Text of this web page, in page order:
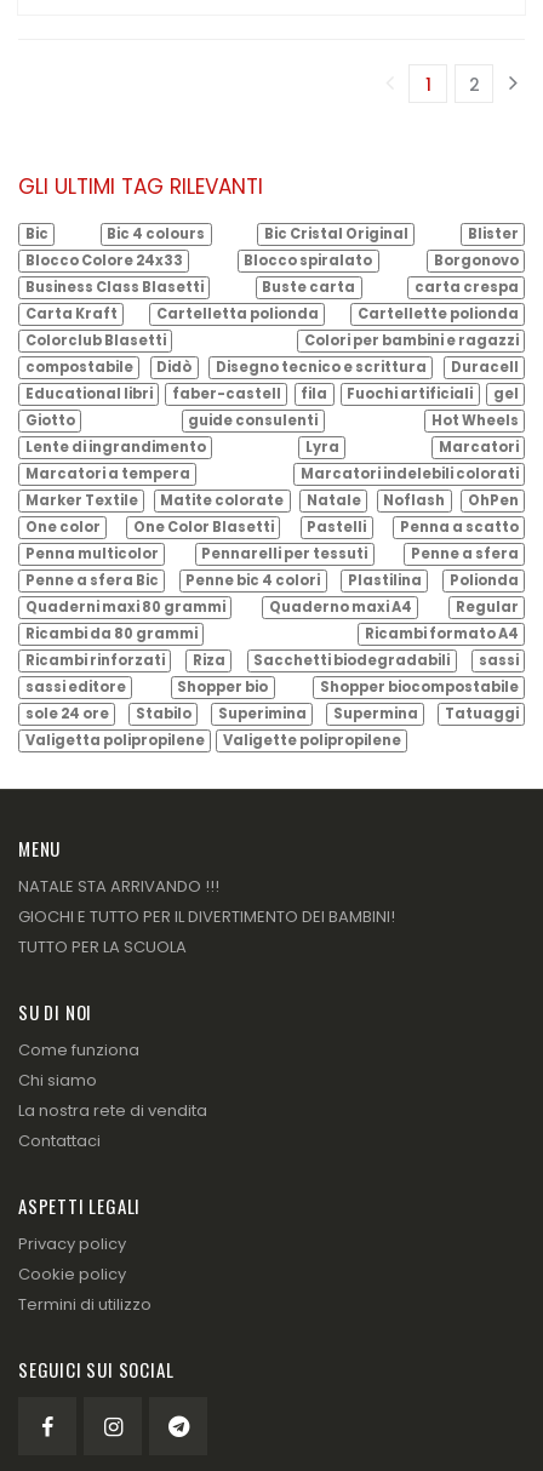
1(corrente)
2
GLI ULTIMI TAG RILEVANTI
Bic Bic 4 colours Bic Cristal Original
Blister
Blocco Colore 24x33
Blocco spiralato
Borgonovo
Business Class Blasetti
Buste carta
carta crespa
Carta Kraft
Cartelletta polionda
Cartellette polionda
Colorclub Blasetti
Colori per bambini e ragazzi
compostabile
Didò Disegno tecnico e scrittura
Duracell
Educational libri
faber-castell fila Fuochi artificiali
gel
Giotto
guide consulenti
Hot Wheels
Lente di ingrandimento
Lyra
Marcatori
Marcatori a tempera
Marcatori indelebili colorati
Marker Textile
Matite colorate Natale Noflash
OhPen
One color
One Color Blasetti Pastelli
Penna a scatto
Penna multicolor
Pennarelli per tessuti
Penne a sfera
Penne a sfera Bic
Penne bic 4 colori Plastilina
Polionda
Quaderni maxi 80 grammi
Quaderno maxi A4
Regular
Ricambi da 80 grammi
Ricambi formato A4
Ricambi rinforzati
Riza Sacchetti biodegradabili
sassi
sassi editore
Shopper bio
Shopper biocompostabile
sole 24 ore
Stabilo Superimina Supermina
Tatuaggi
Valigetta polipropilene
Valigette polipropilene
MENU
NATALE STA ARRIVANDO !!!
GIOCHI E TUTTO PER IL DIVERTIMENTO DEI BAMBINI!
TUTTO PER LA SCUOLA
SU DI NOI
Come funziona
Chi siamo
La nostra rete di vendita
Contattaci
ASPETTI LEGALI
Privacy policy
Cookie policy
Termini di utilizzo
SEGUICI SUI SOCIAL